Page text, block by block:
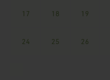
17 18 19
24 25 26